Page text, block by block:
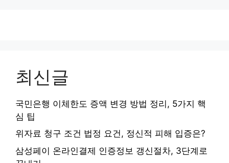
최신글
국민은행 이체한도 증액 변경 방법 정리, 5가지 핵
심 팁
위자료 청구 조건 법정 요건, 정신적 피해 입증은?
삼성페이 온라인결제 인증정보 갱신절차, 3단계로